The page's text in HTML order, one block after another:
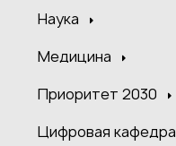
Наука
Медицина
Приоритет 2030
Цифровая кафедра